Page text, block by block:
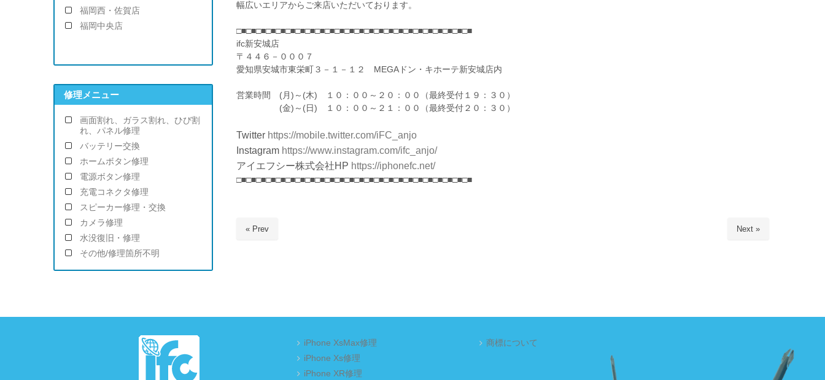
幅広いエリアからご来店いただいております。
□■□■□■□■□■□■□■□■□■□■□■□■□■□■□■□■□■□■□■□■□■□■□■□■
ifc新安城店
〒４４６－０００７
愛知県安城市東栄町３－１－１２ MEGAドン・キホーテ新安城店内
営業時間 (月)～(木) １０：００～２０：００（最終受付１９：３０）
(金)～(日) １０：００～２１：００（最終受付２０：３０）
Twitter https://mobile.twitter.com/iFC_anjo
Instagramhttps://www.instagram.com/ifc_anjo/
アイエフシー株式会社HP https://iphonefc.net/
□■□■□■□■□■□■□■□■□■□■□■□■□■□■□■□■□■□■□■□■□■□■□■□■
« Prev Next »
福岡西・佐賀店
福岡中央店
修理メニュー
画面割れ、ガラス割れ、ひび割
れ、パネル修理
バッテリー交換
ホームボタン修理
電源ボタン修理
充電コネクタ修理
スピーカー修理・交換
カメラ修理
水没復旧・修理
その他/修理箇所不明
iPhone XsMax修理
iPhone Xs修理
iPhone XR修理
商標について